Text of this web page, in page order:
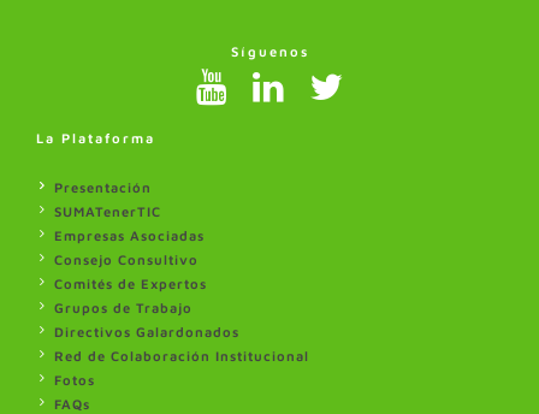
Síguenos
La Plataforma
Presentación
SUMATenerTIC
Empresas Asociadas
Consejo Consultivo
Comités de Expertos
Grupos de Trabajo
Directivos Galardonados
Red de Colaboración Institucional
Fotos
FAQs